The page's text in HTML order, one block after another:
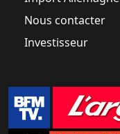
Nous contacter
Investisseur